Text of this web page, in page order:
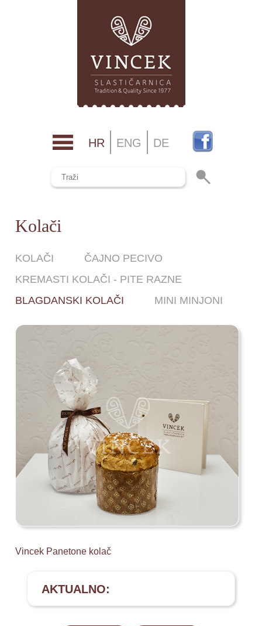
DE
ENG
HR
Kolači
KOLAČI
ČAJNO PECIVO
KREMASTI KOLAČI - PITE RAZNE
BLAGDANSKI KOLAČI
MINI MINJONI
Vincek Panetone kolač
AKTUALNO: